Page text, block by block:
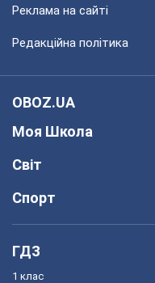
Реклама на сайті
Редакційна політика
OBOZ.UA
Моя Школа
Світ
Спорт
ГДЗ
1 клас